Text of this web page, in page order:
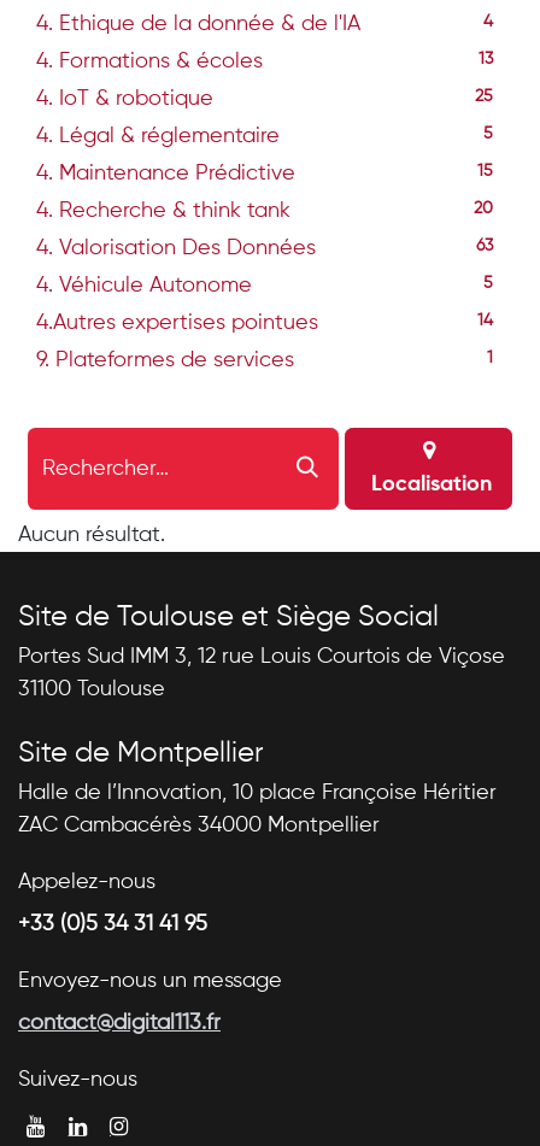
4. Ethique de la donnée & de l'IA 4
4. Formations & écoles 13
4. IoT & robotique 25
4. Légal & réglementaire 5
4. Maintenance Prédictive 15
4. Recherche & think tank 20
4. Valorisation Des Données 63
4. Véhicule Autonome 5
4.Autres expertises pointues 14
9. Plateformes de services
Localisation
Aucun résultat.
Site de Toulouse et Siège Social
Portes Sud IMM 3, 12 rue Louis Courtois de Viçose
31100 Toulouse
Site de Montpellier
Halle de l’Innovation, 10 place Françoise Héritier
ZAC Cambacérès 34000 Montpellier
Appelez-nous
+33 (0)5 34 31 41 95
Envoyez-nous un message
contact@digital113.fr
Suivez-nous